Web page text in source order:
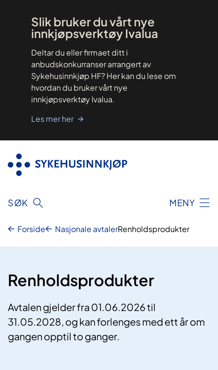
Slik bruker du vårt nye
innkjøpsverktøy Ivalua
Deltar du eller firmaet ditt i
anbudskonkurranser arrangert av
Sykehusinnkjøp HF? Her kan du lese om
hvordan du bruker vårt nye
innkjøpsverktøy Ivalua.
Les mer her
SØK MENY
Forside Nasjonale avtalerRenholdsprodukter
Renholdsprodukter
Avtalen gjelder fra 01.06.2026 til
31.05.2028, og kan forlenges med ett år om
gangen opptil to ganger.